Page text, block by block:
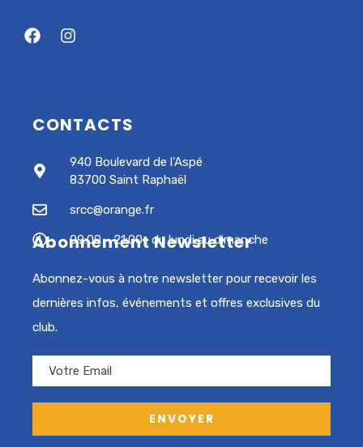
CONTACTS
940 Boulevard de l'Aspé
83700 Saint Raphaël
srcc@orange.fr
09:00 - 21:00 : du lundi au dimanche
Abonnement Newsletter
Abonnez-vous à notre newsletter pour recevoir les
dernières infos, événements et offres exclusives du
club.